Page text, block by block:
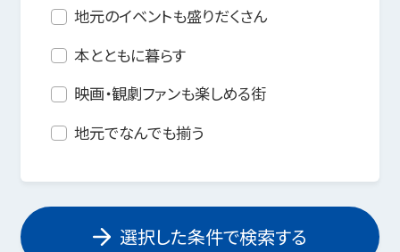
地元のイベントも盛りだくさん
本とともに暮らす
映画・観劇ファンも楽しめる街
地元でなんでも揃う
選択した条件で検索する